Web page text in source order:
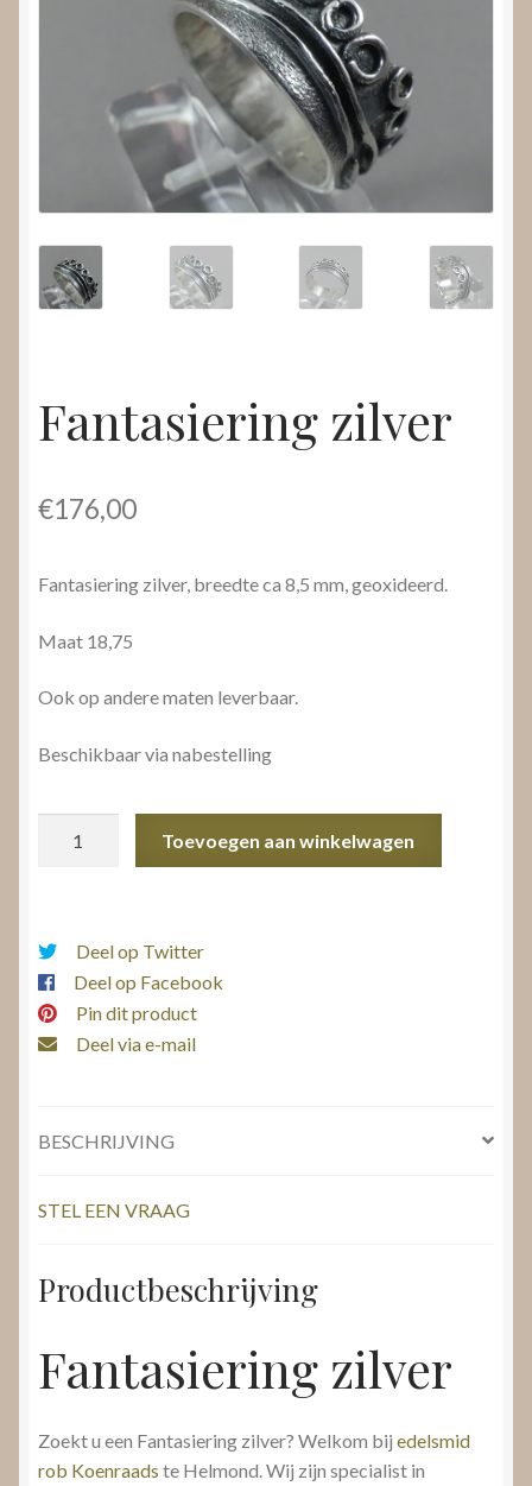
Submenu
uitvouwen
Fantasiering zilver
€176,00
Fantasiering zilver, breedte ca 8,5 mm, geoxideerd.
Maat 18,75
Ook op andere maten leverbaar.
Beschikbaar via nabestelling
Toevoegen aan winkelwagen
Deel op Twitter
Deel op Facebook
Pin dit product
Deel via e-mail
BESCHRIJVING
STEL EEN VRAAG
Productbeschrijving
Fantasiering zilver
Zoekt u een Fantasiering zilver? Welkom bij edelsmid
rob Koenraads te Helmond. Wij zijn specialist in